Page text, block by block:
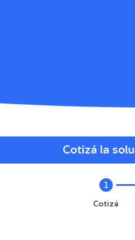
Cotizá la
Cotizá